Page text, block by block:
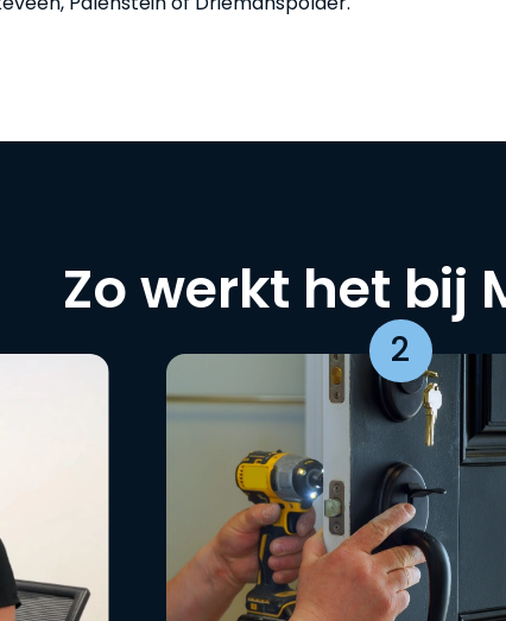
Zo werkt het bij
2